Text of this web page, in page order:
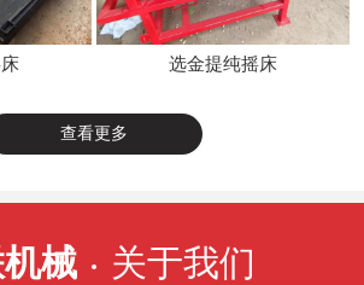
选金提纯摇床
查看更多
械 关于我们